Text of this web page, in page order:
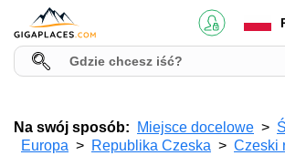
Na swój sposób: Miejsce docelowe
Europa
Republika Czeska Czeski